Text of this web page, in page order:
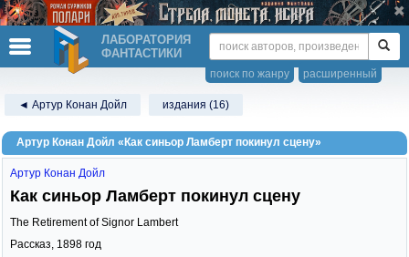
ЛАБОРАТОРИЯ
ФАНТАСТИКИ
расширенный
поиск по жанру
◄ Артур Конан Дойл издания (16)
Артур Конан Дойл «Как синьор Ламберт покинул сцену»
Артур Конан Дойл
Как синьор Ламберт покинул сцену
The Retirement of Signor Lambert
Рассказ, 1898 год